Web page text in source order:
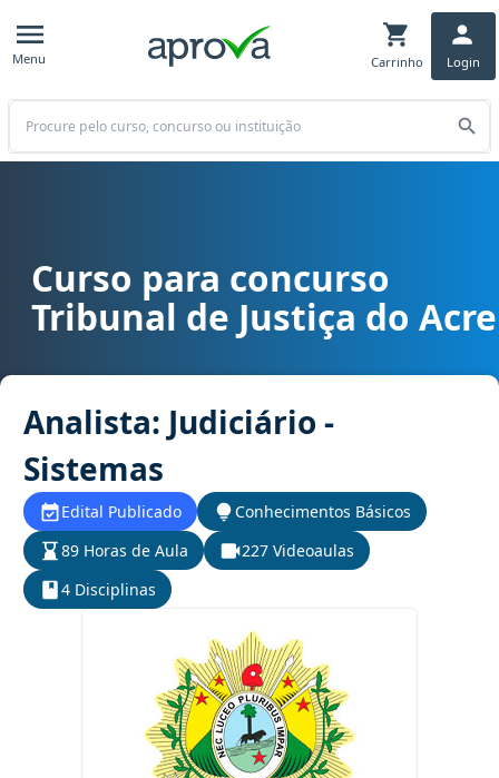
Menu Carrinho Login
Buscar
Curso para concurso TJ AC - Tribunal de Justiça do Acre cargo
Curso para concurso
Tribunal de Justiça do Acre
Analista: Judiciário -
Sistemas
Edital Publicado
Conhecimentos Básicos
89 Horas de Aula
227 Videoaulas
4 Disciplinas